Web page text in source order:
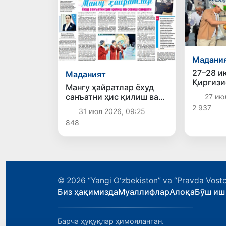
Маданият
Мангу ҳайратлар ёхуд
санъатни ҳис қилиш ва
севиш саодати
31 июл 2026, 09:25
848
27–28
27
2 937
© 2026 “Yangi Oʻzbekiston” va “Pravda
Биз ҳақимиздаМуаллифларАлоқаБўш иш
Барча ҳуқуқлар ҳимояланган.